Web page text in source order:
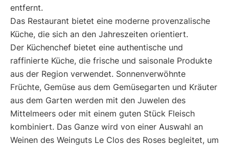
entfernt.
Das Restaurant bietet eine moderne provenzalische
Küche, die sich an den Jahreszeiten orientiert.
Der Küchenchef bietet eine authentische und
raffinierte Küche, die frische und saisonale Produkte
aus der Region verwendet. Sonnenverwöhnte
Früchte, Gemüse aus dem Gemüsegarten und Kräuter
aus dem Garten werden mit den Juwelen des
Mittelmeers oder mit einem guten Stück Fleisch
kombiniert. Das Ganze wird von einer Auswahl an
Weinen des Weinguts Le Clos des Roses begleitet, um